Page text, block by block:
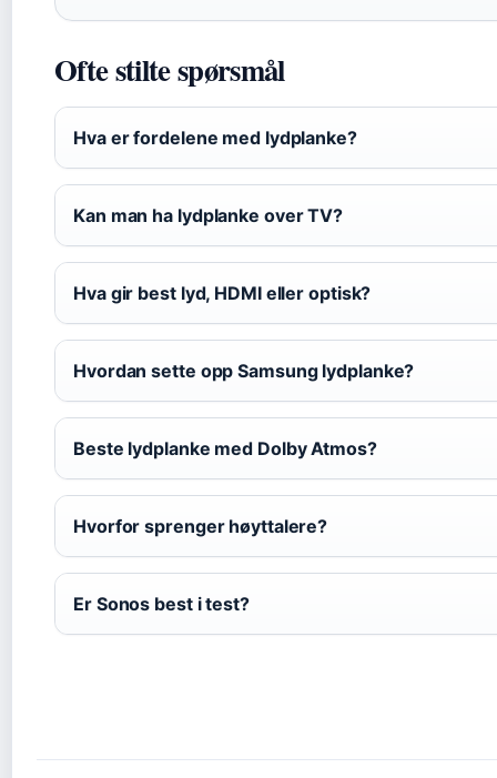
Ofte stilte spørsmål
Hva er fordelene med lydplanke?
Kan man ha lydplanke over TV?
Hva gir best lyd, HDMI eller optisk?
Hvordan sette opp Samsung lydplanke?
Beste lydplanke med Dolby Atmos?
Hvorfor sprenger høyttalere?
Er Sonos best i test?